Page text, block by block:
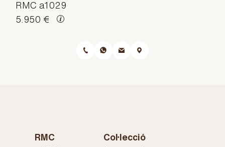
RMC a1029
5.950 €
RMC
Col·lecció